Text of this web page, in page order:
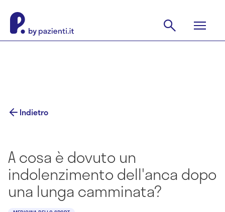
Indietro
A cosa è dovuto un
indolenzimento dell'anca dopo
una lunga camminata?